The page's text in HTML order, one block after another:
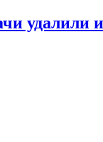
удалили